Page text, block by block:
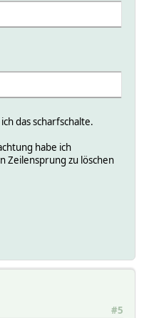
das scharfschalte.
habe ich
Zeilensprung zu löschen
#5